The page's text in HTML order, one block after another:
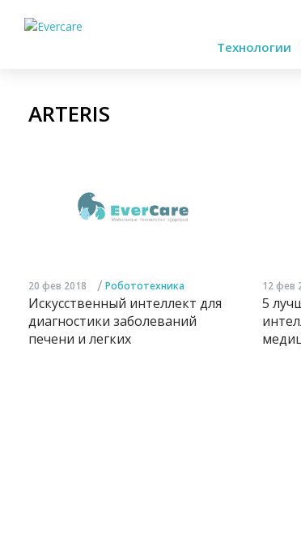
Технологии
ARTERIS
20 фев 2018 / Робототехника
Искусственный интеллект для
диагностики заболеваний
печени и легких
12 фев
5